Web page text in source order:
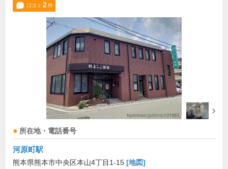
口コミ 2件
所在地・電話番号
河原町駅
熊本県熊本市中央区本山4丁目1-15 [地図]